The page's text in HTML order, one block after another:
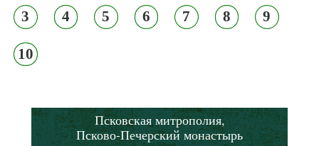
3 4 5 6 7 8 9
10
Псковская митрополия,
Псково-Печерский монастырь